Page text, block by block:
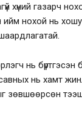
хүний газарч
нохой нь
нь
нь хамт
зөвшөөрсөн